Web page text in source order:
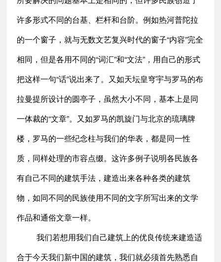
许多形式不同的台基、栏杆和台阶。例如热河普陀拉
的一个窗子，就与无数文艺复兴时代的窗子“内容”完全
相同，但是各用不同的“词汇”和“文法”，用自己的形式
把这样一句“话”说出来了。又如天坛皇穹宇与罗马的布
拉曼提所设计的圆亭子，虽然大小不同，基本上是同
一体裁的“文章”。又如罗马的凯旋门与北京的琉璃牌
楼，罗马的一些纪念柱与我们的华表，都是同一性
质，同样处理的市容点缀。这许多例子说明各民族各
有自己不同的建筑手法，建造出来各种各类的建筑
物，如同不同的民族使用不同的文字所写出来的文学
作品和通俗文章一样。
我们若想用我们自己建筑上的优良传统来建造适
合于今天我们新中国的建筑，我们就必须首先熟悉自